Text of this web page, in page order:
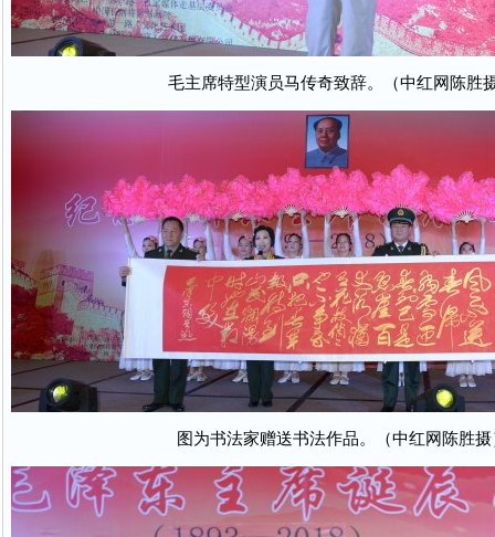
毛主席特型演员马传奇致辞。（中红网陈胜
图为书法家赠送书法作品。（中红网陈胜摄